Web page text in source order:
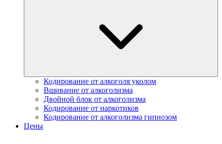
Кодирование от алкоголя уколом
Вшивание от алкоголизма
Двойной блок от алкоголизма
Кодирование от наркотиков
Кодирование от алкоголизма гипнозом
Цены